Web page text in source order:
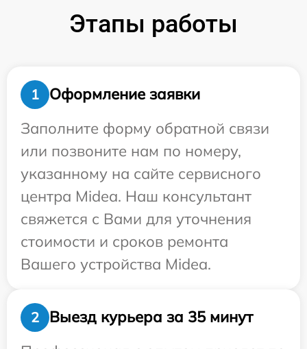
Этапы работы
1
Оформление заявки
Заполните форму обратной связи
или позвоните нам по номеру,
указанному на сайте сервисного
центра Midea. Наш консультант
свяжется с Вами для уточнения
стоимости и сроков ремонта
Вашего устройства Midea.
2
Выезд курьера за 35 минут